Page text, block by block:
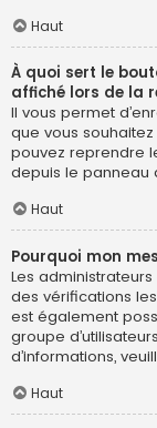
Haut
À quoi sert le
affiché lors de la
Il vous permet
que vous
pouvez reprendre
depuis le panneau
Haut
Pourquoi mon
Les
des vérifications
est également
groupe
d’informations,
Haut